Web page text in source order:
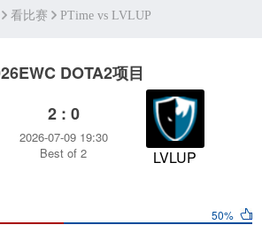
看比赛 PTime vs LVLUP
DOTA2项目
2 : 0
2026-07-09 19:30
Best of 2
LVLUP
50%